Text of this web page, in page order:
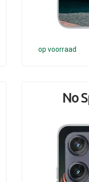
op voorraad
No